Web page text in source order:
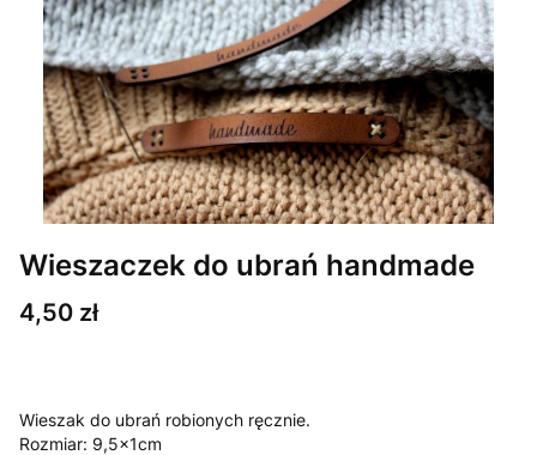
Wieszaczek do ubrań handmade
Cena
4,50 zł
Wieszak do ubrań robionych ręcznie.
Rozmiar: 9,5x1cm